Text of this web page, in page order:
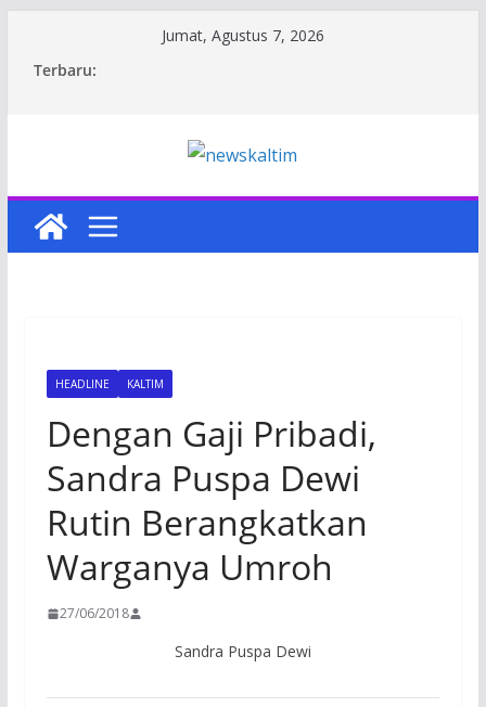
Jumat, Agustus 7, 2026
Terbaru:
HEADLINE KALTIM
Dengan Gaji Pribadi,
Sandra Puspa Dewi
Rutin Berangkatkan
Warganya Umroh
27/06/2018
Sandra Puspa Dewi